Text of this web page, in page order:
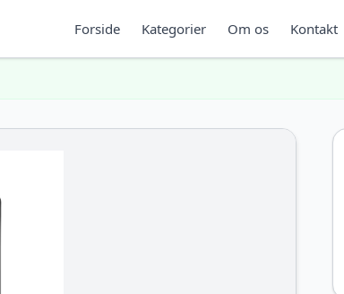
Forside Kategorier Om os Kontakt